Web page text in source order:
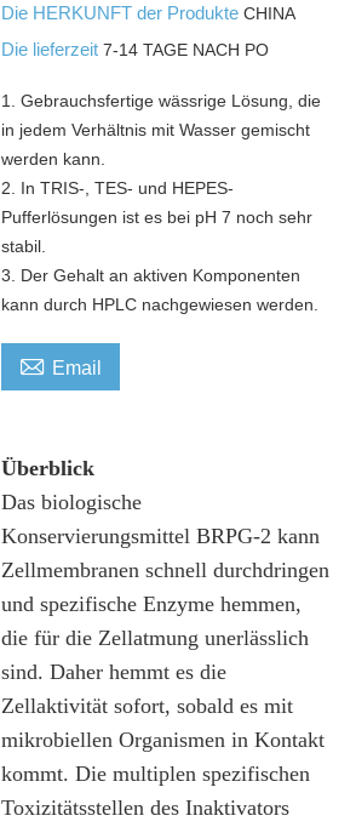
Die HERKUNFT der Produkte CHINA
Die lieferzeit 7-14 TAGE NACH PO
1. Gebrauchsfertige wässrige Lösung, die
in jedem Verhältnis mit Wasser gemischt
werden kann.
2. In TRIS-, TES- und HEPES-
Pufferlösungen ist es bei pH 7 noch sehr
stabil.
3. Der Gehalt an aktiven Komponenten
kann durch HPLC nachgewiesen werden.
 Email
Überblick
Das biologische
Konservierungsmittel BRPG-2 kann
Zellmembranen schnell durchdringen
und spezifische Enzyme hemmen,
die für die Zellatmung unerlässlich
sind. Daher hemmt es die
Zellaktivität sofort, sobald es mit
mikrobiellen Organismen in Kontakt
kommt. Die multiplen spezifischen
Toxizitätsstellen des Inaktivators